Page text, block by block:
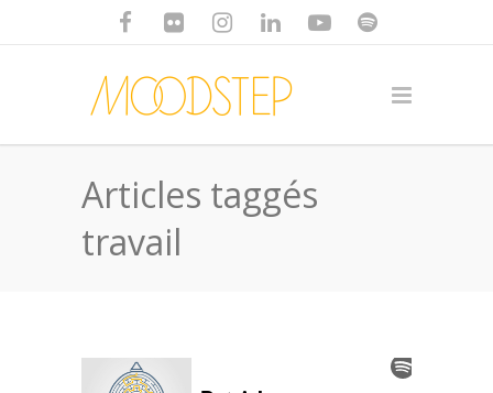
Articles taggés
travail